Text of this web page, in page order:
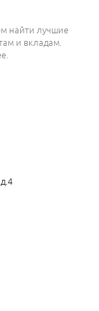
ноль
к
есть базовые
верхняя планка
найти лучшие
и вкладам.